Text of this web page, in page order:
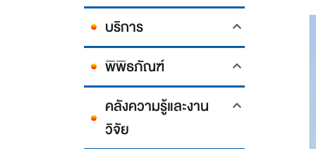
บริการ
พิพิธภัณฑ์
คลังความรู้และงาน
วิจัย